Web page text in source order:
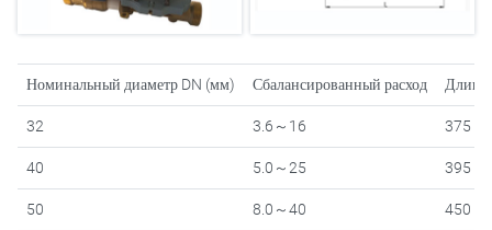
Номинальный диаметр DN (мм) Сбалансированный расход Длина
32 3.6～16 375
40 5.0～25 395
50 8.0～40 450